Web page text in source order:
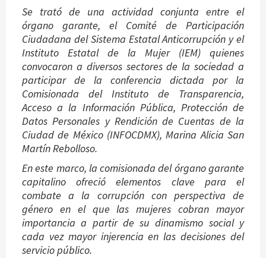
Se trató de una actividad conjunta entre el
órgano garante, el Comité de Participación
Ciudadana del Sistema Estatal Anticorrupción y el
Instituto Estatal de la Mujer (IEM) quienes
convocaron a diversos sectores de la sociedad a
participar de la conferencia dictada por la
Comisionada del Instituto de Transparencia,
Acceso a la Información Pública, Protección de
Datos Personales y Rendición de Cuentas de la
Ciudad de México (INFOCDMX), Marina Alicia San
Martín Rebolloso.
En este marco, la comisionada del órgano garante
capitalino ofreció elementos clave para el
combate a la corrupción con perspectiva de
género en el que las mujeres cobran mayor
importancia a partir de su dinamismo social y
cada vez mayor injerencia en las decisiones del
servicio público.